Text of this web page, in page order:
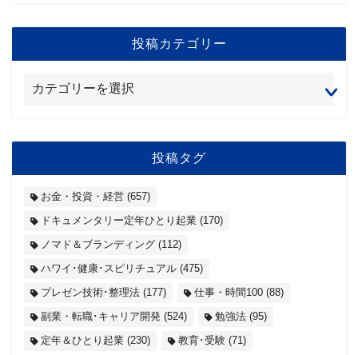
投稿カテゴリー
投稿タグ
お金・投資・経営 (657)
ドキュメンタリー定年ひとり起業 (170)
ノマド＆ブランディング (112)
ハワイ･健康･スピリチュアル (475)
プレゼン技術･整理法 (177) 仕事・時間100 (88)
副業・転職･キャリア開発 (524) 勉強法 (95)
定年＆ひとり起業 (230) 教育･受験 (71)